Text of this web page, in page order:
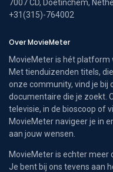
7007 CD, Doetinchem,
+31(315)-764002
Over MovieMeter
MovieMeter is hét platform
Met tienduizenden titels,
onze community, vind je bij
documentaire die je zoekt.
televisie, in de bioscoop of
MovieMeter navigeer je in
aan jouw wensen.
MovieMeter is echter meer
Je bent bij ons tevens aan